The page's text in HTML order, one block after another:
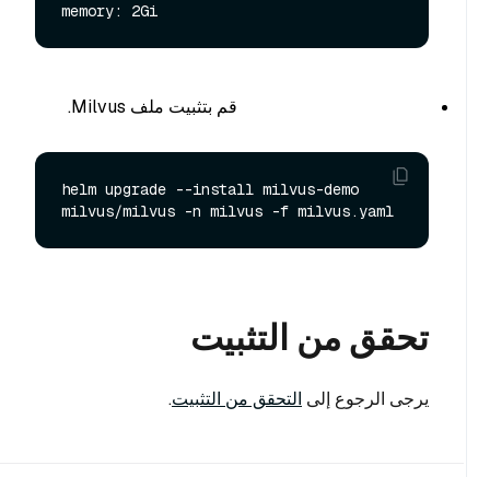
قم بتثبيت ملف Milvus.
helm upgrade --install milvus-demo
تحقق من التثبيت
يرجى الرجوع إلى التحقق من التثبيت.